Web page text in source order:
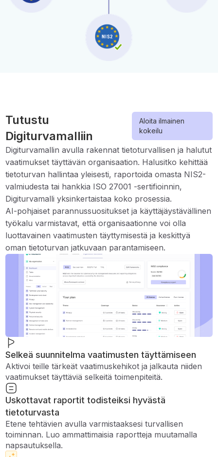
Tutustu
Digiturvamalliin
Aloita ilmainen
kokeilu
Digiturvamallin avulla rakennat tietoturvallisen ja halutut
vaatimukset täyttävän organisaation. Halusitko kehittää
tietoturvan hallintaa yleisesti, raportoida omasta NIS2-
valmiudesta tai hankkia ISO 27001 -sertifioinnin,
Digiturvamalli yksinkertaistaa koko prosessia.
AI-pohjaiset parannussuositukset ja käyttäjäystävällinen
työkalu varmistavat, että organisaationne voi olla
luottavainen vaatimusten täyttymisestä ja keskittyä
oman tietoturvan jatkuvaan parantamiseen.
Selkeä suunnitelma vaatimusten täyttämiseen
Aktivoi teille tärkeät vaatimuskehikot ja jalkauta niiden
vaatimukset täyttäviä selkeitä toimenpiteitä.
Uskottavat raportit todisteiksi hyvästä
tietoturvasta
Etene tehtävien avulla varmistaaksesi turvallisen
toiminnan. Luo ammattimaisia ​​raportteja muutamalla
napsautuksella.